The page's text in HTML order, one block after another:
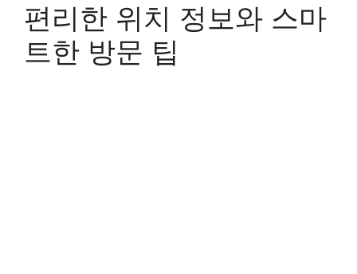
편리한 위치 정보와 스마
트한 방문 팁